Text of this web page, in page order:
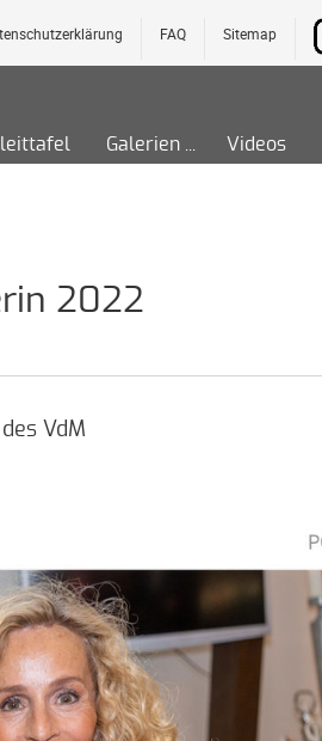
Sitemap
FAQ
Galerien Videos
2022
VdM